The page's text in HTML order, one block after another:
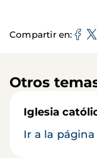
Compartir en
Otros
Iglesia
Ir a la